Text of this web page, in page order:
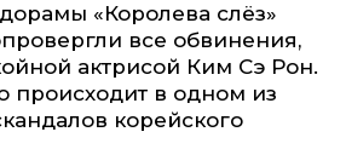
«Королева слёз»
все обвинения,
актрисой Ким Сэ Рон.
происходит в одном из
корейского